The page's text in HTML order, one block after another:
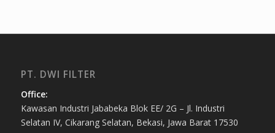
PT. DWI FILTER
Office:
Kawasan Industri Jababeka Blok EE/ 2G – Jl. Industri
Selatan IV, Cikarang Selatan, Bekasi, Jawa Barat 17530